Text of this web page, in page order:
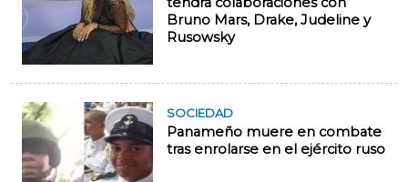
Bruno Mars, Drake, Judeline y
Rusowsky
SOCIEDAD
Panameño muere en combate
tras enrolarse en el ejército ruso